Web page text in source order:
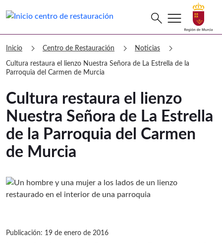
Centro de Restauración Cultura
Buscar
search menu
Inicio chevron_right Centro de Restauración chevron_right Noticias chevron_right
Cultura restaura el lienzo Nuestra Señora de La Estrella de la
Parroquia del Carmen de Murcia
Cultura restaura el lienzo
Nuestra Señora de La Estrella
de la Parroquia del Carmen
de Murcia
Publicación: 19 de enero de 2016